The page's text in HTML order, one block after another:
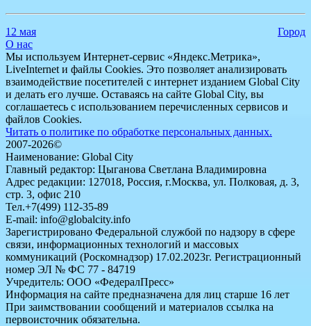
12 мая
Город
О нас
Мы используем Интернет-сервис «Яндекс.Метрика»,
LiveInternet и файлы Cookies. Это позволяет анализировать
взаимодействие посетителей с интернет изданием Global City
и делать его лучше. Оставаясь на сайте Global City, вы
соглашаетесь с использованием перечисленных сервисов и
файлов Cookies.
Читать о политике по обработке персональных данных.
2007-2026©
Наименование: Global City
Главный редактор: Цыганова Светлана Владимировна
Адрес редакции: 127018, Россия, г.Москва, ул. Полковая, д. 3,
стр. 3, офис 210
Тел.+7(499) 112-35-89
E-mail: info@globalcity.info
Зарегистрировано Федеральной службой по надзору в сфере
связи, информационных технологий и массовых
коммуникаций (Роскомнадзор) 17.02.2023г. Регистрационный
номер ЭЛ № ФС 77 - 84719
Учредитель: ООО «ФедералПресс»
Информация на сайте предназначена для лиц старше 16 лет
При заимствовании сообщений и материалов ссылка на
первоисточник обязательна.